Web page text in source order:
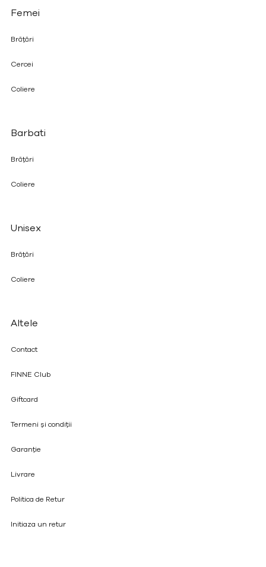
Femei
Brățări
Cercei
Coliere
Barbati
Brățări
Coliere
Unisex
Brățări
Coliere
Altele
Contact
FINNE Club
Giftcard
Termeni și condiții
Garanție
Livrare
Politica de Retur
Initiaza un retur